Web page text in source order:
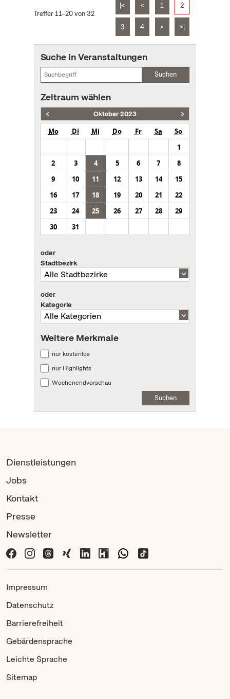
Treffer 11–20 von 32
|< < 1 2
3 4 > >|
Suche in Veranstaltungen
Suchen
Zeitraum wählen
Oktober 2023
Mo Di Mi Do Fr Sa
So
1
2
3 4 5 6 7
8
9
10 11 12 13 14
15
16
17 18 19 20 21
22
23
24 25 26 27 28
29
30
31
oder
Stadtbezirk
oder
Kategorie
Weitere Merkmale
nur kostenlos
nur Highlights
Wochenendvorschau
Suchen
Dienstleistungen
Jobs
Kontakt
Presse
Newsletter
Impressum
Datenschutz
Barrierefreiheit
Gebärdensprache
Leichte Sprache
Sitemap